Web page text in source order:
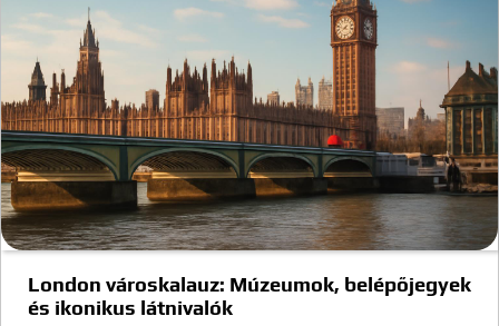
London városkalauz: Múzeumok, belépőjegyek
és ikonikus látnivalók